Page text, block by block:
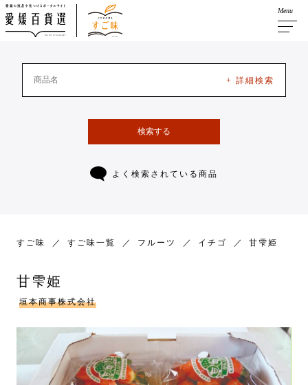
Menu
+ 詳細検索
検索する
よく検索されている商品
すご味 すご味一覧 フルーツ イチゴ 甘雫姫
甘雫姫
垣本商事株式会社